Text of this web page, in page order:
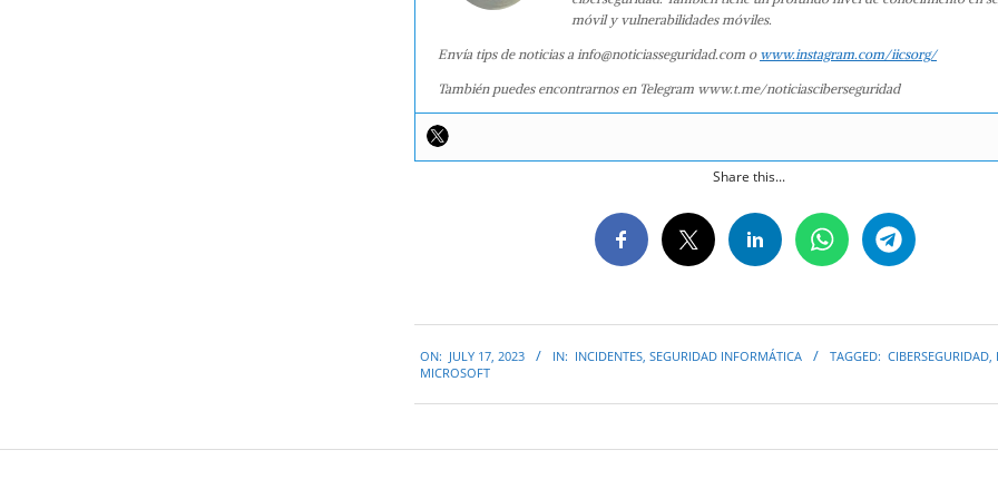
móvil y vulnerabilidades móviles.
Envía tips de noticias a info@noticiasseguridad.com o www.instagram.com/iicsorg/
También puedes encontrarnos en Telegram www.t.me/noticiasciberseguridad
Share this...
07-
ON: JULY 17, 2023 IN: INCIDENTES SEGURIDAD INFORMÁTICA TAGGED: CIBERSEGURIDAD
MICROSOFT